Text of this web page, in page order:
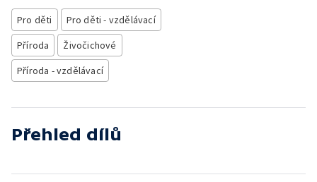
Pro děti
Pro děti - vzdělávací
Příroda
Živočichové
Příroda - vzdělávací
Přehled dílů